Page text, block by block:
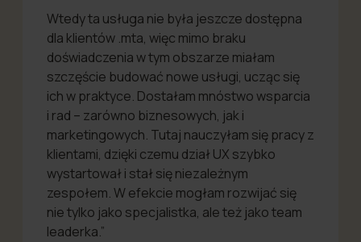
Wtedy ta usługa nie była jeszcze dostępna
dla klientów .mta, więc mimo braku
doświadczenia w tym obszarze miałam
szczęście budować nowe usługi, ucząc się
ich w praktyce. Dostałam mnóstwo wsparcia
i rad – zarówno biznesowych, jak i
marketingowych. Tutaj nauczyłam się pracy z
klientami, dzięki czemu dział UX szybko
wystartował i stał się niezależnym
zespołem. W efekcie mogłam rozwijać się
nie tylko jako specjalistka, ale też jako team
leaderka.”